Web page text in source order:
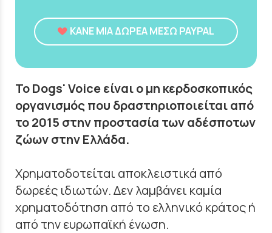
ΚΑΝΕ ΜΙΑ ΔΩΡΕΑ ΜΕΣΩ PAYPAL
To Dogs' Voice είναι ο μη κερδοσκοπικός
οργανισμός που δραστηριοποιείται από
το 2015 στην προστασία των αδέσποτων
ζώων στην Ελλάδα.
Χρηματοδοτείται αποκλειστικά από
δωρεές ιδιωτών. Δεν λαμβάνει καμία
χρηματοδότηση από το ελληνικό κράτος ή
από την ευρωπαϊκή ένωση.